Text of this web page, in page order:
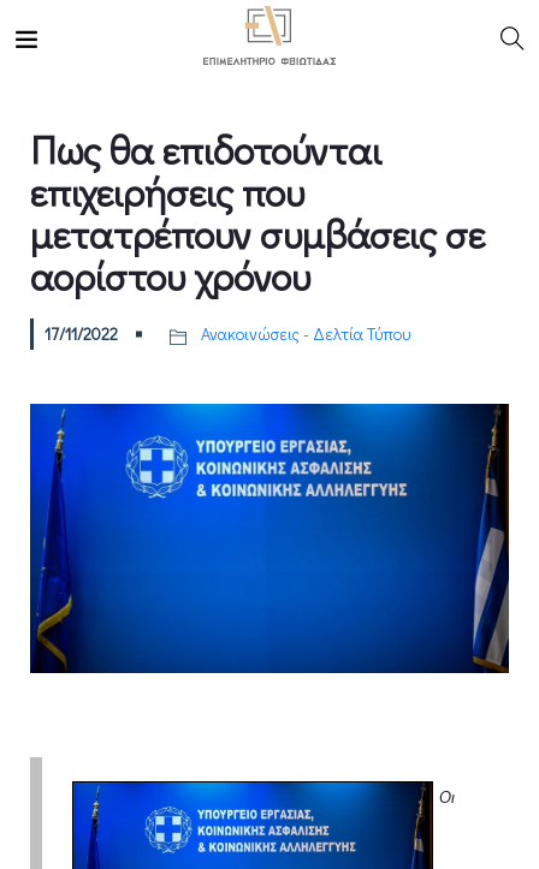
Πως θα επιδοτούνται
επιχειρήσεις που
μετατρέπουν συμβάσεις σε
αορίστου χρόνου
17/11/2022 Ανακοινώσεις - Δελτία Τύπου
Οι